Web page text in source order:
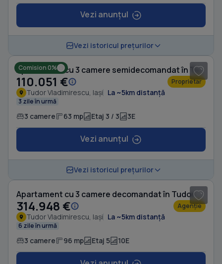
Vezi anunțul
Vezi istoricul prețurilor
Comision 0% Apartament cu 3 camere semidecomandat în Tudor Vladimirescu
110.051 € Proprietar
Tudor Vladimirescu, Iași La ~5km distanță
3 zile în urmă
3 camere 63 mp Etaj 3 / 3 3E
Vezi anunțul
Vezi istoricul prețurilor
Apartament cu 3 camere decomandat în Tudor Vladimirescu
314.948 € Agenție
Tudor Vladimirescu, Iași La ~5km distanță
6 zile în urmă
3 camere 96 mp Etaj 5 10E